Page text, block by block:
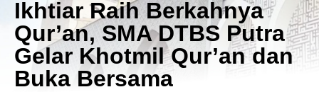
Ikhtiar Raih Berkahnya
Qur’an, SMA DTBS Putra
Gelar Khotmil Qur’an dan
Buka Bersama